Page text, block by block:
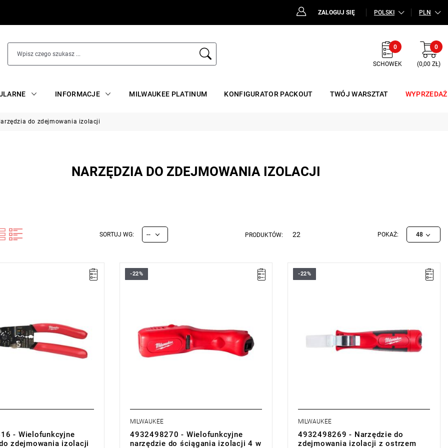
ZALOGUJ SIĘ POLSKI PLN
0
SCHOWEK
0
(0,00 ZŁ)
INFORMACJE MILWAUKEE PLATINUM KONFIGURATOR PACKOUT TWÓJ WARSZTAT WYPRZEDAŻ
do zdejmowania izolacji
NARZĘDZIA DO ZDEJMOWANIA IZOLACJI
SORTUJ WG: -- PRODUKTÓW: 22 POKAŻ: 48
- Wielofunkcyjne
zdejmowania izolacji
-22%
MILWAUKEE
4932498270 - Wielofunkcyjne
narzędzie do ściągania izolacji 4 w
-22%
MILWAUKEE
4932498269 - Narzędzie do
zdejmowania izolacji z ostrzem